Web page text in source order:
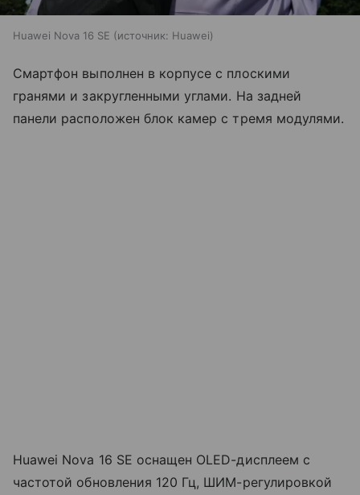
Huawei Nova 16 SE источник: Huawei
Смартфон выполнен в корпусе с плоскими
гранями и закругленными углами. На задней
панели расположен блок камер с тремя модулями.
Huawei Nova 16 SE оснащен OLED-дисплеем с
частотой обновления 120 Гц, ШИМ-регулировкой